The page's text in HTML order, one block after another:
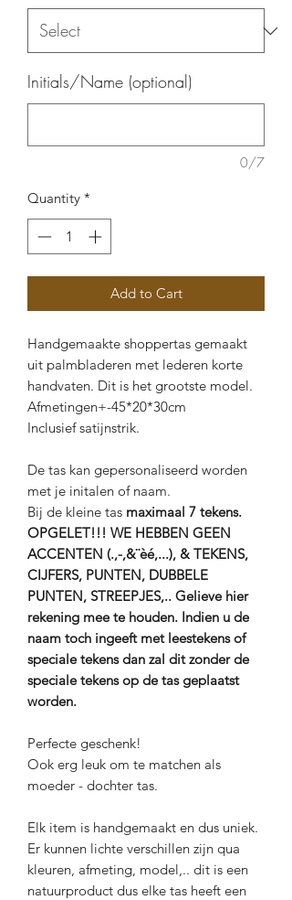
Initials/Name (optional)
0/7
Quantity *
Add to Cart
Handgemaakte shoppertas gemaakt
uit palmbladeren met lederen korte
handvaten. Dit is het grootste model.
Afmetingen+-45*20*30cm
Inclusief satijnstrik.
De tas kan gepersonaliseerd worden
met je initalen of naam.
Bij de kleine tas maximaal 7 tekens.
OPGELET!!! WE HEBBEN GEEN
ACCENTEN (.,-,&¨èé,...), & TEKENS,
CIJFERS, PUNTEN, DUBBELE
PUNTEN, STREEPJES,.. Gelieve hier
rekening mee te houden. Indien u de
naam toch ingeeft met leestekens of
speciale tekens dan zal dit zonder de
speciale tekens op de tas geplaatst
worden.
Perfecte geschenk!
Ook erg leuk om te matchen als
moeder - dochter tas.
Elk item is handgemaakt en dus uniek.
Er kunnen lichte verschillen zijn qua
kleuren, afmeting, model,.. dit is een
natuurproduct dus elke tas heeft een